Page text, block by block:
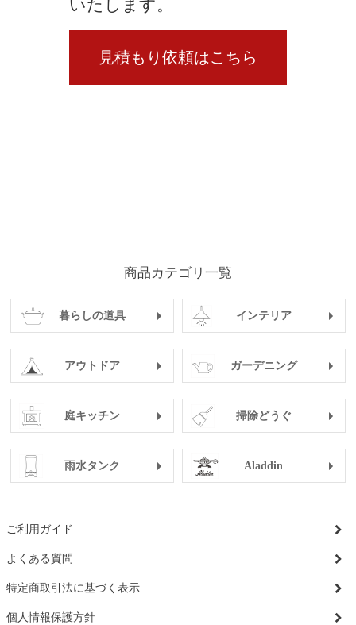
いたします。
見積もり依頼はこちら
商品カテゴリ一覧
暮らしの道具 インテリア
アウトドア ガーデニング
庭キッチン 掃除どうぐ
雨水タンク Aladdin
ご利用ガイド
よくある質問
特定商取引法に基づく表示
個人情報保護方針